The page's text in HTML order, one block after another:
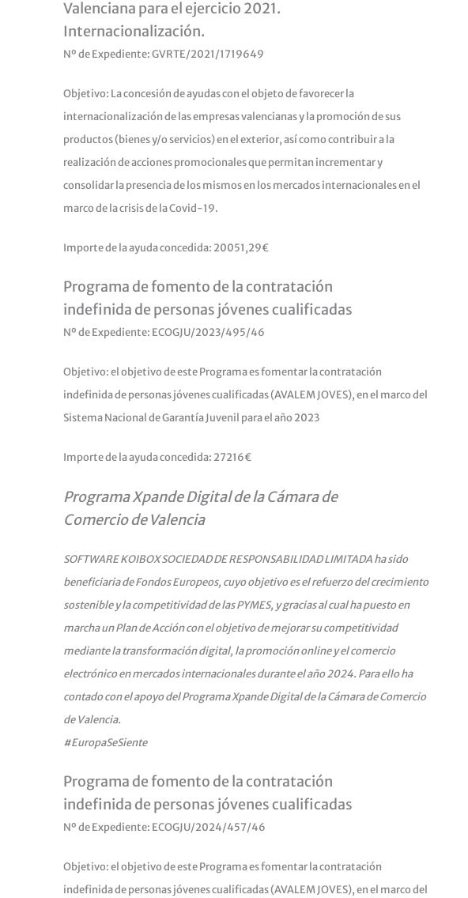
Valenciana para el ejercicio 2021.
Internacionalización.
Nº de Expediente: GVRTE/2021/1719649
Objetivo: La concesión de ayudas con el objeto de favorecer la
internacionalización de las empresas valencianas y la promoción de sus
productos (bienes y/o servicios) en el exterior, así como contribuir a la
realización de acciones promocionales que permitan incrementar y
consolidar la presencia de los mismos en los mercados internacionales en el
marco de la crisis de la Covid-19.
Importe de la ayuda concedida: 20051,29€
Programa de fomento de la contratación
indefinida de personas jóvenes cualificadas
Nº de Expediente: ECOGJU/2023/495/46
Objetivo: el objetivo de este Programa es fomentar la contratación
indefinida de personas jóvenes cualificadas (AVALEM JOVES), en el marco del
Sistema Nacional de Garantía Juvenil para el año 2023
Importe de la ayuda concedida: 27216€
Programa Xpande Digital de la Cámara de
Comercio de Valencia
SOFTWARE KOIBOX SOCIEDAD DE RESPONSABILIDAD LIMITADA ha sido
beneficiaria de Fondos Europeos, cuyo objetivo es el refuerzo del crecimiento
sostenible y la competitividad de las PYMES, y gracias al cual ha puesto en
marcha un Plan de Acción con el objetivo de mejorar su competitividad
mediante la transformación digital, la promoción online y el comercio
electrónico en mercados internacionales durante el año 2024. Para ello ha
contado con el apoyo del Programa Xpande Digital de la Cámara de Comercio
de Valencia.
#EuropaSeSiente
Programa de fomento de la contratación
indefinida de personas jóvenes cualificadas
Nº de Expediente: ECOGJU/2024/457/46
Objetivo: el objetivo de este Programa es fomentar la contratación
indefinida de personas jóvenes cualificadas (AVALEM JOVES), en el marco del